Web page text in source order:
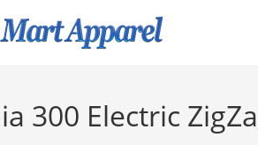
300 Electric